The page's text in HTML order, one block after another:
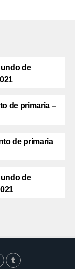
de
de primaria –
de primaria
de